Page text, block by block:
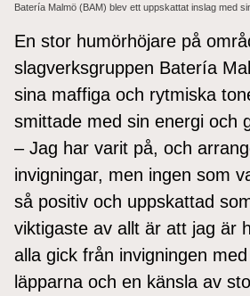
Batería Malmö (BAM) blev ett uppskattat inslag med
En stor humörhöjare på
slagverksgruppen Batería
sina maffiga och rytmiska
smittade med sin energi och
– Jag har varit på, och
invigningar, men ingen som
så positiv och uppskattad
viktigaste av allt är att jag är
alla gick från invigningen
läpparna och en känsla av